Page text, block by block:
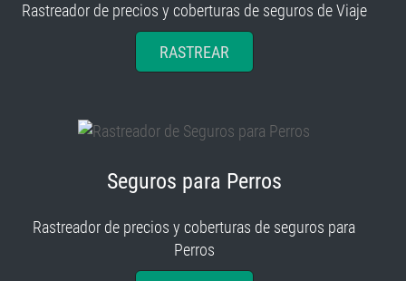
Rastreador de precios y coberturas de seguros de Viaje
RASTREAR
Seguros para Perros
Rastreador de precios y coberturas de seguros para
Perros